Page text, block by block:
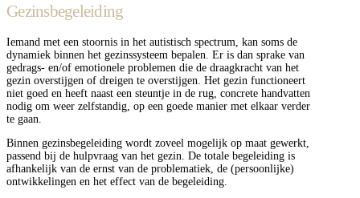
Gezinsbegeleiding
Iemand met een stoornis in het autistisch spectrum, kan soms de
dynamiek binnen het gezinssysteem bepalen. Er is dan sprake van
gedrags- en/of emotionele problemen die de draagkracht van het
gezin overstijgen of dreigen te overstijgen. Het gezin functioneert
niet goed en heeft naast een steuntje in de rug, concrete handvatten
nodig om weer zelfstandig, op een goede manier met elkaar verder
te gaan.
Binnen gezinsbegeleiding wordt zoveel mogelijk op maat gewerkt,
passend bij de hulpvraag van het gezin. De totale begeleiding is
afhankelijk van de ernst van de problematiek, de (persoonlijke)
ontwikkelingen en het effect van de begeleiding.